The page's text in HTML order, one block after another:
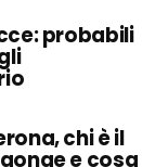
probabili
chi è il
e cosa